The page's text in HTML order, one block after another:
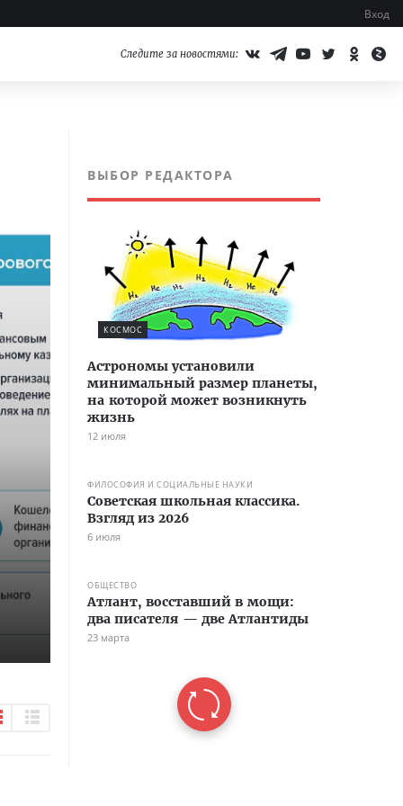
Вход
Следите за новостями:
ВЫБОР РЕДАКТОРА
КОСМОС
Астрономы установили
минимальный размер планеты,
на которой может возникнуть
жизнь
12 июля
ФИЛОСОФИЯ И СОЦИАЛЬНЫЕ НАУКИ
Советская школьная классика.
Взгляд из 2026
6 июля
ОБЩЕСТВО
Атлант, восставший в мощи:
два писателя — две Атлантиды
23 марта